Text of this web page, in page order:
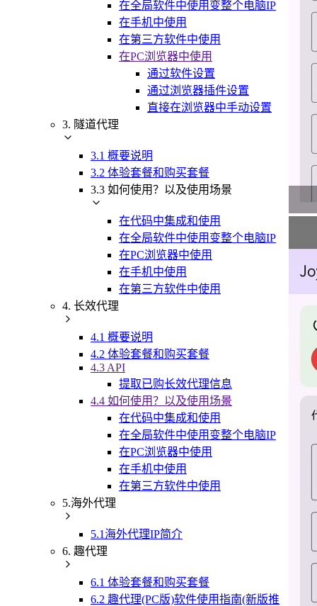
在全局软件中使用变整个电脑IP
在手机中使用
在第三方软件中使用
在PC浏览器中使用
通过软件设置
通过浏览器插件设置
直接在浏览器中手动设置
3. 隧道代理
3.1 概要说明
3.2 体验套餐和购买套餐
3.3 如何使用？以及使用场景
在代码中集成和使用
在全局软件中使用变整个电脑IP
在PC浏览器中使用
在手机中使用
在第三方软件中使用
4. 长效代理
4.1 概要说明
4.2 体验套餐和购买套餐
4.3 API
提取已购长效代理信息
4.4 如何使用？以及使用场景
在代码中集成和使用
在全局软件中使用变整个电脑IP
在PC浏览器中使用
在手机中使用
在第三方软件中使用
5.海外代理
5.1海外代理IP简介
6. 趣代理
6.1 体验套餐和购买套餐
6.2 趣代理(PC版)软件使用指南(新版推